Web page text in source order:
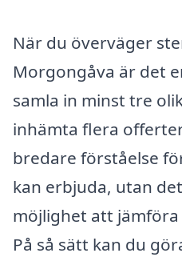
När du överväger
Morgongåva är det
samla in minst tre
inhämta flera
bredare förståelse
kan erbjuda, utan
möjlighet att
På så sätt kan du